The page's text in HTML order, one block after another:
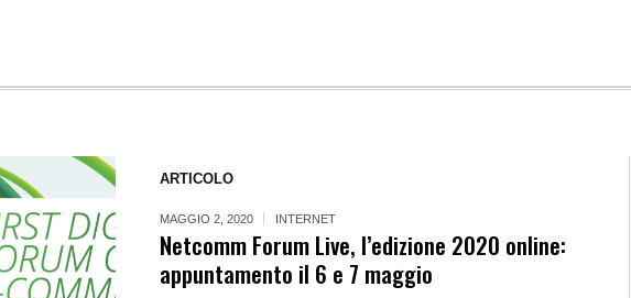
ARTICOLO
MAGGIO 2, 2020 INTERNET
Netcomm Forum Live, l’edizione 2020 online:
appuntamento il 6 e 7 maggio